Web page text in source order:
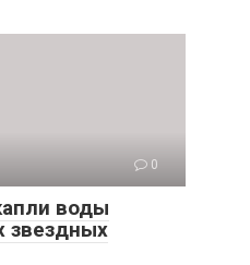
0
воды
звездных